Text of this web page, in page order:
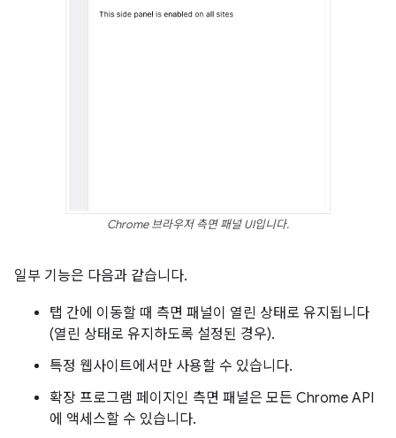
Chrome 브라우저 측면 패널 UI입니다.
일부 기능은 다음과 같습니다.
탭 간에 이동할 때 측면 패널이 열린 상태로 유지됩니다
(열린 상태로 유지하도록 설정된 경우).
특정 웹사이트에서만 사용할 수 있습니다.
확장 프로그램 페이지인 측면 패널은 모든 Chrome API
에 액세스할 수 있습니다.